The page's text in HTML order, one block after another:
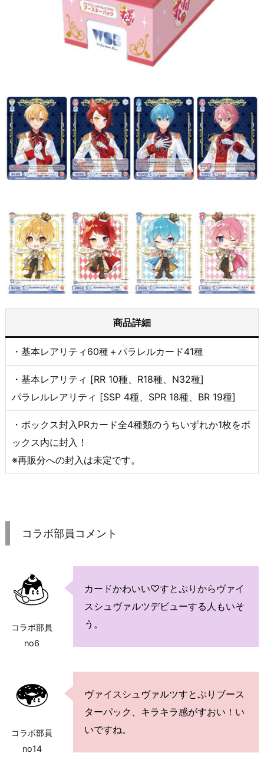
商品詳細
・基本レアリティ60種＋パラレルカード41種
・基本レアリティ [RR 10種、R18種、N32種]
パラレルレアリティ [SSP 4種、SPR 18種、BR 19種]
・ボックス封入PRカード全4種類のうちいずれか1枚をボ
ックス内に封入！
※再販分への封入は未定です。
コラボ部員コメント
コラボ部員
no6
カードかわいい♡すとぷりからヴァイ
スシュヴァルツデビューする人もいそ
う。
コラボ部員
no14
ヴァイスシュヴァルツすとぷりブース
ターパック、キラキラ感がすおい！い
いですね。